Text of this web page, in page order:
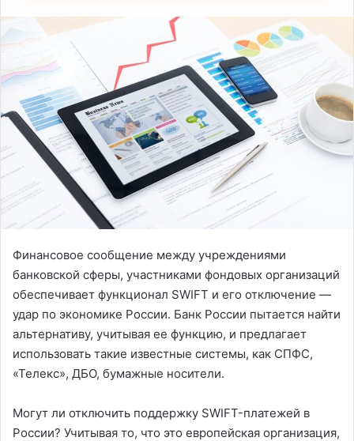
Финансовое сообщение между учреждениями
банковской сферы, участниками фондовых организаций
обеспечивает функционал SWIFT и его отключение —
удар по экономике России. Банк России пытается найти
альтернативу, учитывая ее функцию, и предлагает
использовать такие известные системы, как СПФС,
«Телекс», ДБО, бумажные носители.
Могут ли отключить поддержку SWIFT-платежей в
России? Учитывая то, что это европейская организация,